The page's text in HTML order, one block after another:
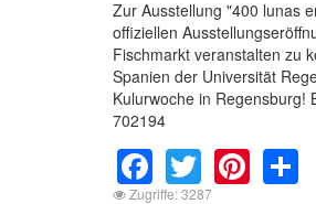
Zur Ausstellung "400 lunas
offiziellen
Fischmarkt veranstalten zu
Spanien der Universität
Kulurwoche in Regensburg!
702194
Facebook
Twitter
Zugriffe: 3287